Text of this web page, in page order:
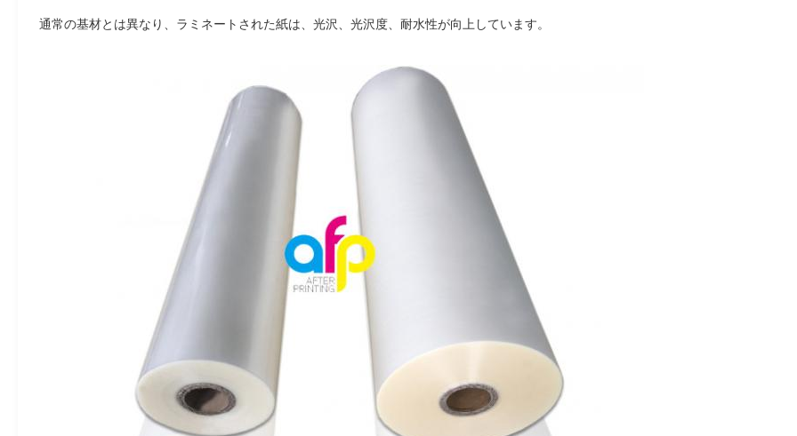
通常の基材とは異なり、ラミネートされた紙は、光沢、光沢度、耐水性が向上しています。